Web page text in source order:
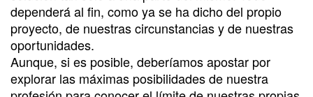
dependerá al fin, como ya se ha dicho del propio
proyecto, de nuestras circunstancias y de nuestras
oportunidades.
Aunque, si es posible, deberíamos apostar por
explorar las máximas posibilidades de nuestra